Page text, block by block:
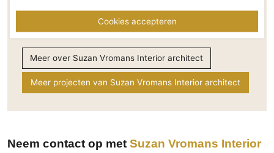
Technologie
Audio/Video
Thuisbioscoop
Fitnessapparatuur
Meer over Suzan Vromans Interior architect
Meer projecten van Suzan Vromans Interior architect
Neem contact op met Suzan Vromans Interior
Cookies accepteren